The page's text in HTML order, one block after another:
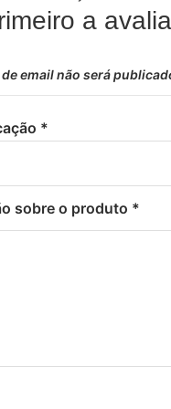
a
email não será
*
sobre o produto *